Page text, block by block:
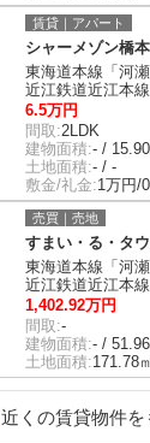
賃貸｜アパート
シャーメゾン橋
東海道本線「河
近江鉄道近江本
6.5万円
間取:2LDK
建物面積:- /
土地面積:- / -
敷金/礼金:1万円/
売買｜売地
すまい・る・タ
東海道本線「河
近江鉄道近江本
1,402.92万円
間取:-
建物面積:- /
土地面積:171.78
近くの賃貸物件を